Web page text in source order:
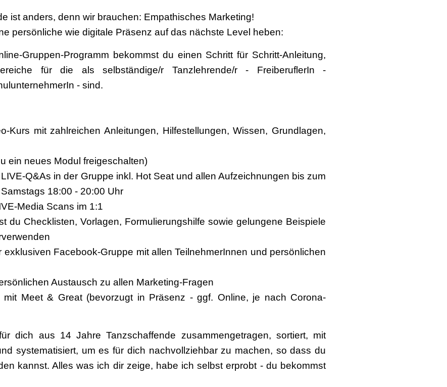
ist anders, denn wir brauchen: Empathisches Marketing!
persönliche wie digitale Präsenz auf das nächste Level heben:
Gruppen-Programm bekommst du einen Schritt für Schritt-Anleitung,
für die als selbständige/r Tanzlehrende/r - FreiberuflerIn -
- sind.
Kurs mit zahlreichen Anleitungen, Hilfestellungen, Wissen, Grundlagen,
ein neues Modul freigeschalten)
Q&As in der Gruppe inkl. Hot Seat und allen Aufzeichnungen bis zum
18:00 - 20:00 Uhr
Media Scans im 1:1
du Checklisten, Vorlagen, Formulierungshilfe sowie gelungene Beispiele
exklusiven Facebook-Gruppe mit allen TeilnehmerInnen und persönlichen
Austausch zu allen Marketing-Fragen
mit Meet & Great (bevorzugt in Präsenz - ggf. Online, je nach Corona-
dich aus 14 Jahre Tanzschaffende zusammengetragen, sortiert, mit
systematisiert, um es für dich nachvollziehbar zu machen, so dass du
kannst. Alles was ich dir zeige, habe ich selbst erprobt - du bekommst